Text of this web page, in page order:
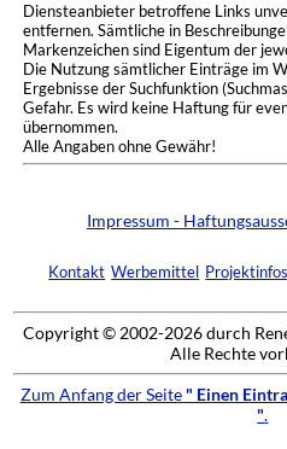
Diensteanbieter betroffene Links
entfernen. Sämtliche in
Markenzeichen sind Eigentum der
Die Nutzung sämtlicher Einträge im
Ergebnisse der Suchfunktion
Gefahr. Es wird keine Haftung für
übernommen.
Alle Angaben ohne Gewähr!
Impressum -
Kontakt Werbemittel Projektinfos
Copyright © 2002-2026 durch
Alle Rechte
Zum Anfang der Seite " Einen
".